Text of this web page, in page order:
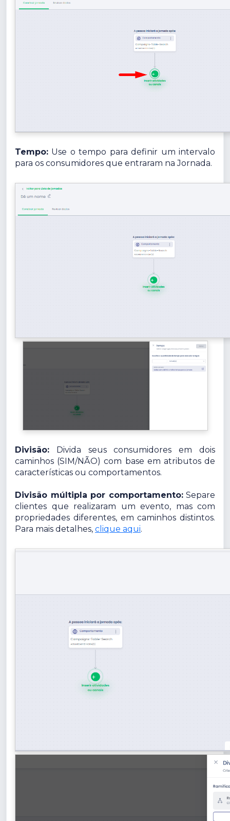
Tempo: Use o tempo para definir um intervalo
para os consumidores que entraram na Jornada.
Divisão: Divida seus consumidores em dois
caminhos (SIM/NÃO) com base em atributos de
características ou comportamentos.
Divisão múltipla por comportamento:Separe
clientes que realizaram um evento, mas com
propriedades diferentes, em caminhos distintos.
Para mais detalhes, clique aqui.